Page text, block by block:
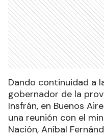
Dando continuidad a
gobernador de la
Insfrán, en Buenos
una reunión con el
Nación, Aníbal